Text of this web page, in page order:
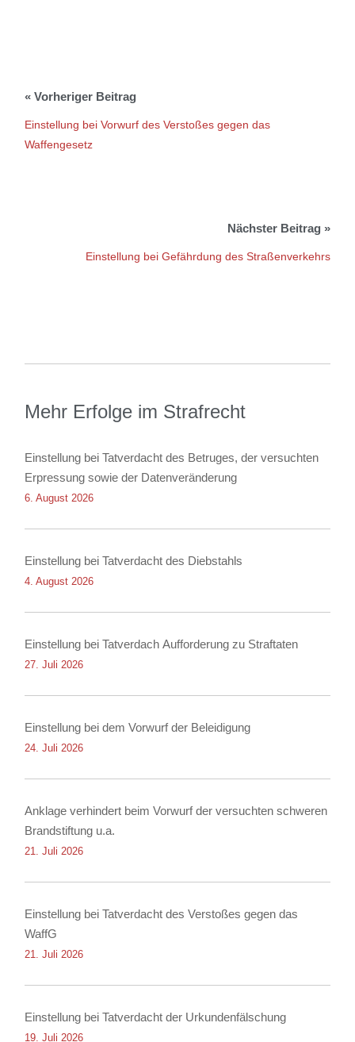
Einstellung bei Vorwurf des Verstoßes gegen das
Waffengesetz
Einstellung bei Gefährdung des Straßenverkehrs
Mehr Erfolge im Strafrecht
Einstellung bei Tatverdacht des Betruges, der versuchten
Erpressung sowie der Datenveränderung
6. August 2026
Einstellung bei Tatverdacht des Diebstahls
4. August 2026
Einstellung bei Tatverdach Aufforderung zu Straftaten
27. Juli 2026
Einstellung bei dem Vorwurf der Beleidigung
24. Juli 2026
Anklage verhindert beim Vorwurf der versuchten schweren
Brandstiftung u.a.
21. Juli 2026
Einstellung bei Tatverdacht des Verstoßes gegen das
WaffG
21. Juli 2026
Einstellung bei Tatverdacht der Urkundenfälschung
19. Juli 2026